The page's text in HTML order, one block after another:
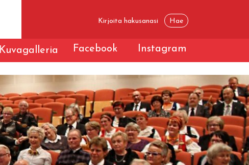
Kuvagalleria Facebook Instagram